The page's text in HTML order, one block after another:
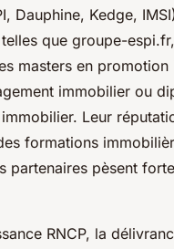
Dauphine, Kedge,
que groupe-
masters en promotion
immobilier ou
Leur
formations
partenaires pèsent
RNCP, la